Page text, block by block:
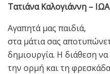
Τατιάνα Καλογιάννη –
Αγαπητά μας παιδιά,
στα μάτια σας
δημιουργία. Η διάθεση
την ορμή και τη